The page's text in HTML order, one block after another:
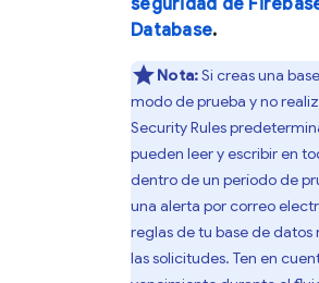
seguridad de
Database.
Nota:Si creas una
modo de prueba y no
Security Rules
pueden leer y escribir en
dentro de un período de
una alerta por correo
reglas de tu base de
las solicitudes. Ten en